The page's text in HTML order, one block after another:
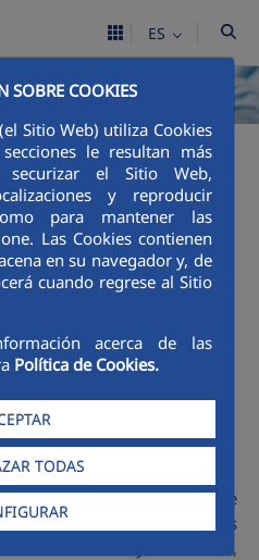
SOBRE COOKIES
Sitio Web) utiliza Cookies
le resultan más
securizar el Sitio Web,
y reproducir
para mantener las
Las Cookies contienen
en su navegador y, de
cuando regrese al Sitio
acerca de las
Política de Cookies.
TODAS
ES
de acción
2021, de 19 de
de los
frente a
social
ley 1/2021, de 19 de
consumidores y usuarios
social y económica,